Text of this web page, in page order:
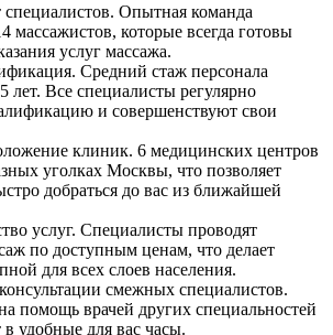
Опытная команда
массажистов, которые всегда готовы
услуг массажа.
Средний стаж персонала
лет. Все специалисты регулярно
и совершенствуют свои
клиник. 6 медицинских центров
уголках Москвы, что позволяет
добраться до вас из ближайшей
услуг. Специалисты проводят
по доступным ценам, что делает
для всех слоев населения.
смежных специалистов.
помощь врачей других специальностей
удобные для вас часы.